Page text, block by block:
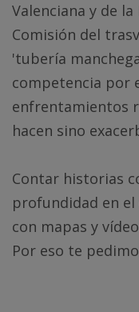
Valenciana y de
Comisión del
'tubería
competencia por
enfrentamientos
hacen sino
Contar historias
profundidad en el
con mapas y
Por eso te